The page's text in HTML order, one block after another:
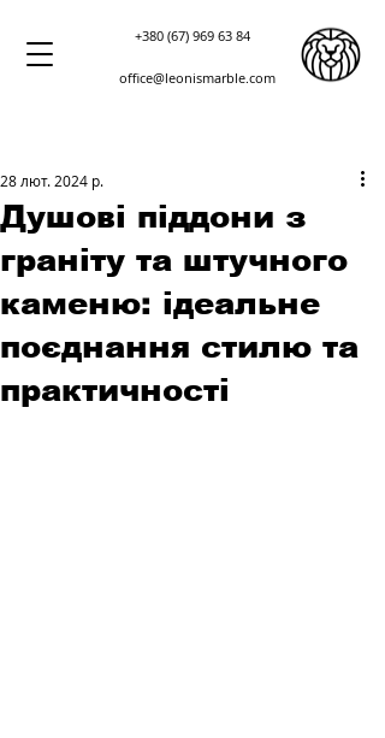
+380 (67) 969 63 84
office@leonismarble.com
Душові піддони з
граніту та штучного
каменю: ідеальне
поєднання стилю та
практичності
28 лют. 2024 р.